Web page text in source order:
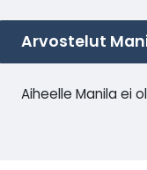
Arvostelut
Aiheelle Manila ei